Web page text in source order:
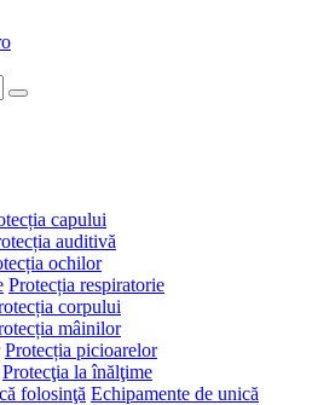
capului
auditivă
ochilor
Protecția respiratorie
corpului
mâinilor
Protecția picioarelor
Protecţia la înălţime
Echipamente de unică